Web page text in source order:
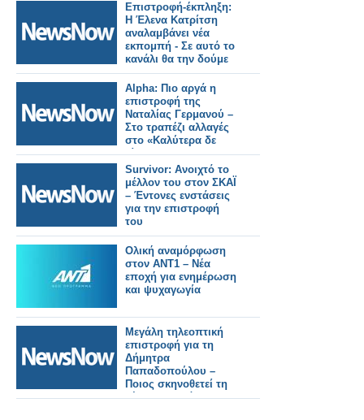
Επιστροφή-έκπληξη:
Η Έλενα Κατρίτση
αναλαμβάνει νέα
εκπομπή - Σε αυτό το
κανάλι θα την δούμε
Alpha: Πιο αργά η
επιστροφή της
Ναταλίας Γερμανού –
Στο τραπέζι αλλαγές
στο «Καλύτερα δε
γίνεται»
Survivor: Ανοιχτό το
μέλλον του στον ΣΚΑΪ
– Έντονες ενστάσεις
για την επιστροφή
του
Ολική αναμόρφωση
στον ΑΝΤ1 – Νέα
εποχή για ενημέρωση
και ψυχαγωγία
Μεγάλη τηλεοπτική
επιστροφή για τη
Δήμητρα
Παπαδοπούλου –
Ποιος σκηνοθετεί τη
νέα της σειρά